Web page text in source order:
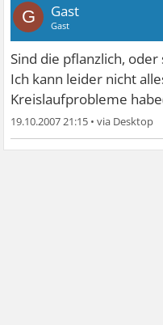
G Gast
Gast
Sind die pflanzlich,
Ich kann leider nicht
Kreislaufprobleme
19.10.2007 21:15 •